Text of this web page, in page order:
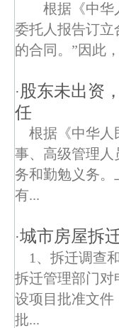
根据《中华
委托人报告订立
的合同。”因此
·股东未出资
任
根据《中华人
事、高级管理人
务和勤勉义务。
有...
·城市房屋拆
1、拆迁调查
拆迁管理部门
设项目批准文
批...